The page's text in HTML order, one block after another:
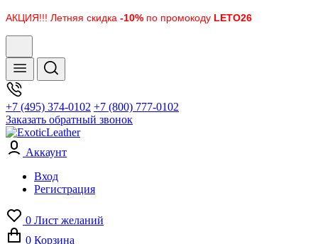
АКЦИЯ!!! Летняя скидка -10% по промокоду LETO26
+7 (495) 374-0102 +7 (800) 777-0102
Заказать обратный звонок
Аккаунт
Вход
Регистрация
0 Лист желаний
0 Корзина